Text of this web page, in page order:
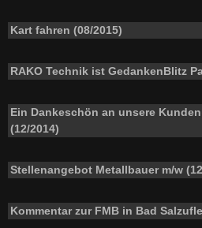
Kart fahren (08/2015)
RAKO Technik ist GedankenBlitz
Ein Dankeschön an unsere
(12/2014)
Stellenangebot Metallbauer m/w
Kommentar zur FMB in Bad